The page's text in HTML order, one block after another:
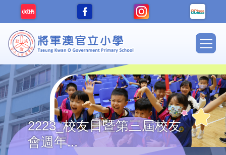
移至主內容
Main
2223_校友日暨第三屆校友
會週年...